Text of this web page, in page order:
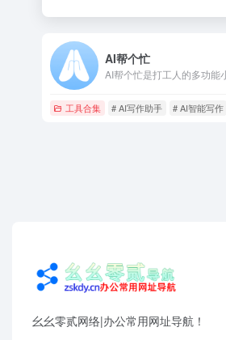
AI帮个忙
工具合集 # AI写作助手 # AI智能写作
幺幺零贰网络|办公常用网址导航！